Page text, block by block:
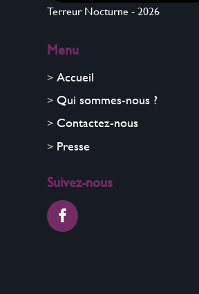
Terreur Nocturne - 2026
Menu
Accueil
Qui sommes-nous ?
Contactez-nous
Presse
Suivez-nous